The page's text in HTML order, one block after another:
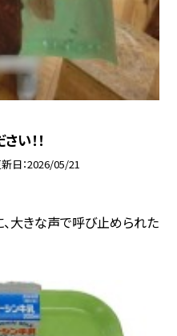
い！！
日 2026/05/21
大きな声で呼び止められた